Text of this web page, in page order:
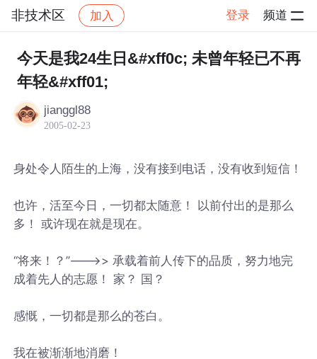
非技术区 加入 登录 频道
社区 非技术区 帖子详情
今天是我24生日&#xff0c; 未曾年轻已不再
年轻&#xff01;
jianggl88
2005-02-23
身处令人陌生的上海，没有接到电话，没有收到短信！
也许，活至今日，一切都太随意！ 以前付出的是那么
多！ 或许现在就是现在。
“将来！？”--->> 承载着前人传下的品质，努力地完
成着先人的志愿！ 家？ 国？
感慨，一切都是那么的苍白。
我在被渐渐地消磨！